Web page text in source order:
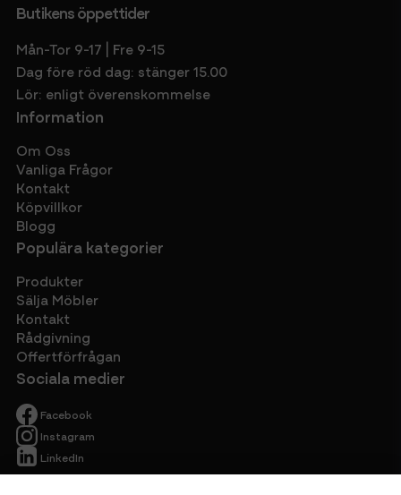
Butikens öppettider
Mån-Tor 9-17 | Fre 9-15
Dag före röd dag: stänger 15.00
Lör: enligt överenskommelse
Information
Om Oss
Vanliga Frågor
Kontakt
Köpvillkor
Blogg
Populära kategorier
Produkter
Sälja Möbler
Kontakt
Rådgivning
Offertförfrågan
Sociala medier
Facebook
Instagram
LinkedIn